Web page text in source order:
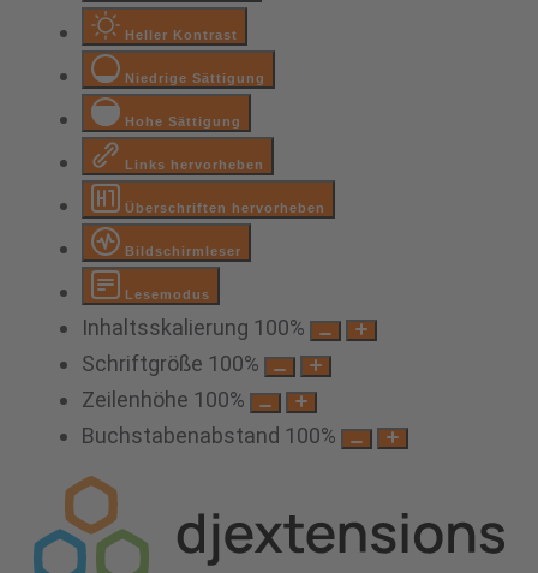
Heller Kontrast
Niedrige Sättigung
Hohe Sättigung
Links hervorheben
Überschriften hervorheben
Bildschirmleser
Lesemodus
Inhaltsskalierung 100%
Schriftgröße 100%
Zeilenhöhe 100%
Buchstabenabstand 100%